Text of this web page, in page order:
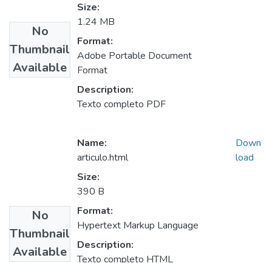
No
Thumbnail
Available
Size:
1.24 MB
Format:
Adobe Portable Document
Format
Description:
Texto completo PDF
No
Thumbnail
Available
Name:
articulo.html
Size:
390 B
Format:
Hypertext Markup Language
Description:
Texto completo HTML
Down
load